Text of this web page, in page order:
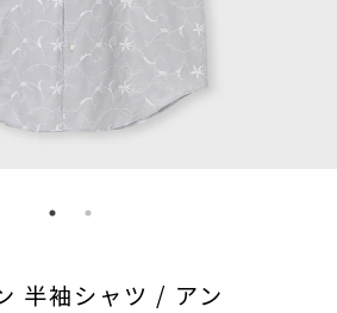
半袖シャツ / アン